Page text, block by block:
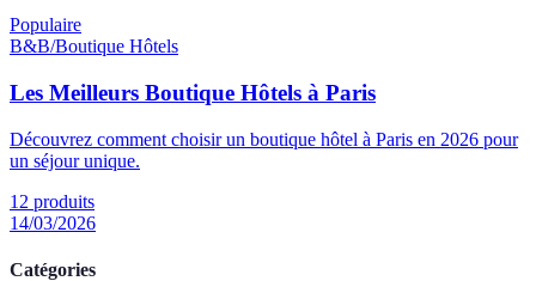
Populaire
B&B/Boutique Hôtels
Les Meilleurs Boutique Hôtels à Paris
Découvrez comment choisir un boutique hôtel à Paris en 2026 pour
un séjour unique.
12 produits
14/03/2026
Catégories